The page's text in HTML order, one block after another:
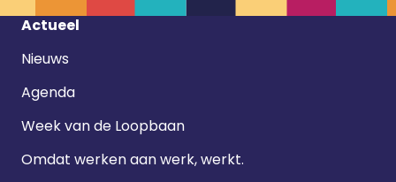
Footer
Actueel
Nieuws
Agenda
Week van de Loopbaan
Omdat werken aan werk, werkt.